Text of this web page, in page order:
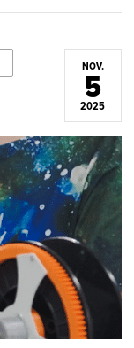
NOV.
5
2025